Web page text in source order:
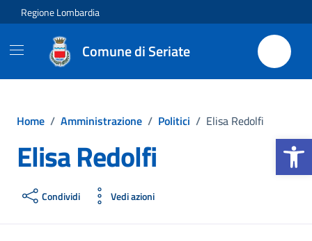
Apri la
Vai ai contenuti
Vai al footer
Regione Lombardia
Comune di Seriate
Home / Amministrazione / Politici / Elisa Redolfi
Elisa Redolfi
Condividi Vedi azioni